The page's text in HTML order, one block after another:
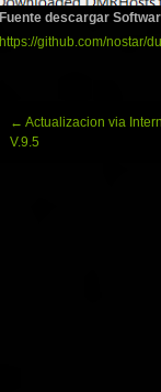
Fuente descargar
https://github.com/nostar/
Navegación
de
← Actualizacion via
V.9.5